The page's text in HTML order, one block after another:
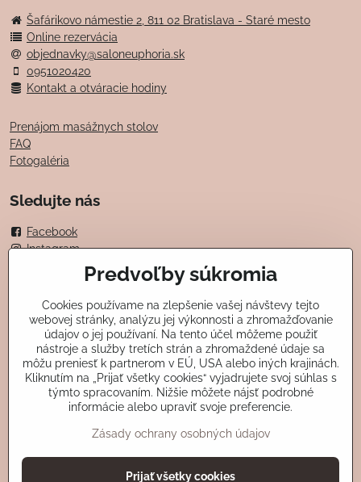
Šafárikovo námestie 2, 811 02 Bratislava - Staré mesto
Online rezervácia
objednavky@saloneuphoria.sk
0951020420
Kontakt a otváracie hodiny
Prenájom masážnych stolov
FAQ
Fotogaléria
Sledujte nás
Facebook
Instagram
kartou
v hotovosti
mobilom
darčekovými poukážkami
prevodom
Edenred, Benefit plus, Up Balansea, Up card
©2026Copyright
Predvoľby súkromia
Cookies používame na zlepšenie vašej návštevy tejto
webovej stránky, analýzu jej výkonnosti a zhromažďovanie
údajov o jej používaní. Na tento účel môžeme použiť
nástroje a služby tretích strán a zhromaždené údaje sa
môžu preniesť k partnerom v EÚ, USA alebo iných krajinách.
Kliknutím na „Prijať všetky cookies“ vyjadrujete svoj súhlas s
týmto spracovaním. Nižšie môžete nájsť podrobné
informácie alebo upraviť svoje preferencie.
Zásady ochrany osobných údajov
Prijať všetky cookies